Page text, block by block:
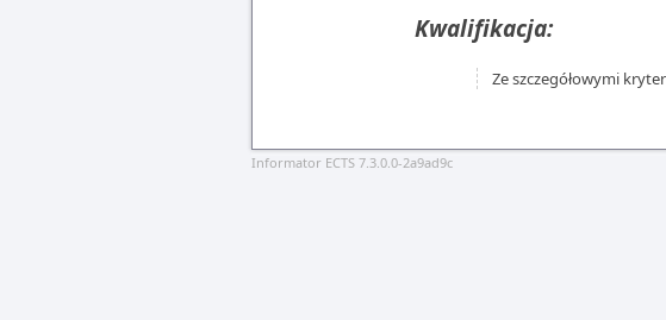
Kwalifikacja:
Ze szczegółowymi
Informator ECTS 7.3.0.0-2a9ad9c